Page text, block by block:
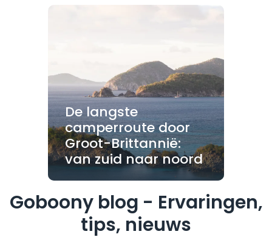
De langste
camperroute door
Groot-Brittannië:
van zuid naar noord
Goboony blog - Ervaringen,
tips, nieuws